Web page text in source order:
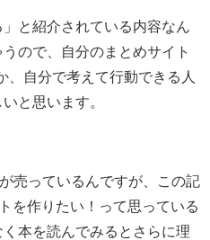
と紹介されている内容なん
ので、自分のまとめサイト
、自分で考えて行動できる人
と思います。
売っているんですが、この記
を作りたい！って思っている
本を読んでみるとさらに理